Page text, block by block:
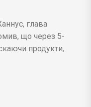
глава
що через 5-
продукти,